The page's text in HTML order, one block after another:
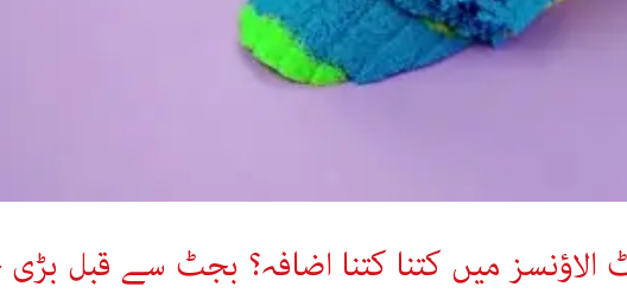
الاؤنسز میں کتنا کتنا اضافہ؟ بجٹ سے قبل بڑی